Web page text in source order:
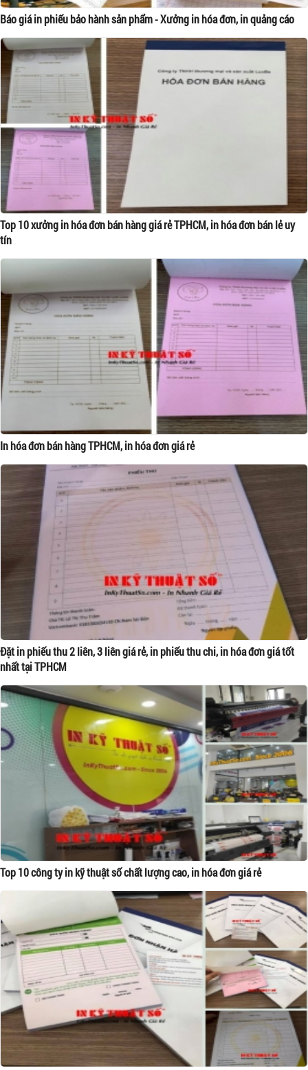
Báo giá in phiếu bảo hành sản phẩm - Xưởng in hóa đơn, in quảng cáo
Top 10 xưởng in hóa đơn bán hàng giá rẻ TPHCM, in hóa đơn bán lẻ uy
tín
In hóa đơn bán hàng TPHCM, in hóa đơn giá rẻ
Đặt in phiếu thu 2 liên, 3 liên giá rẻ, in phiếu thu chi, in hóa đơn giá tốt
nhất tại TPHCM
Top 10 công ty in kỹ thuật số chất lượng cao, in hóa đơn giá rẻ